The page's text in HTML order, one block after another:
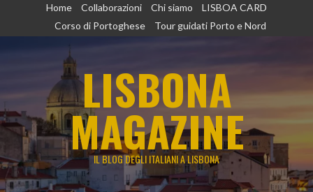
Home Collaborazioni Chi siamo
LISBOA CARD
Corso di Portoghese
Tour guidati Porto e Nord
LISBONA
MAGAZINE
IL BLOG DEGLI ITALIANI A LISBONA